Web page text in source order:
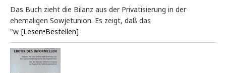
Das Buch zieht die Bilanz aus der Privatisierung in der
ehemaligen Sowjetunion. Es zeigt, daß das
"w [Lesen•Bestellen]